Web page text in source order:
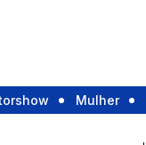
Mulher